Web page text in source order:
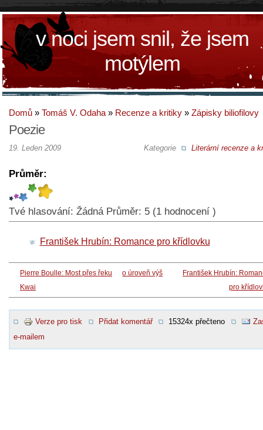
v noci jsem snil, že jsem
motýlem
Domů » Tomáš V. Odaha » Recenze a kritiky » Zápisky biliofilovy
Poezie
Kategorie Literární recenze a
19. Leden 2009
Průměr:
Tvé hlasování: Žádná Průměr: 5 (1 hodnocení )
František Hrubín: Romance pro křídlovku
Pierre Boulle: Most přes řeku
Kwai
o úroveň výš
František Hrubín:
pro
Verze pro tisk Přidat komentář 15324x přečteno
e-mailem